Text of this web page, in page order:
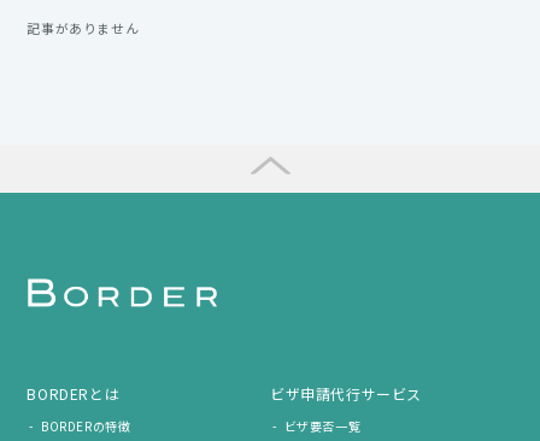
記事がありません
BORDERとは
BORDERの特徴
ビザ申請代行サービス
ビザ要否一覧